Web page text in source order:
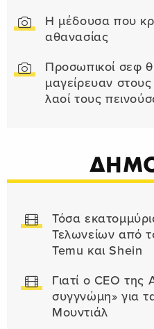
Η μέδουσα που
αθανασίας
Προσωπικοί σεφ
μαγείρευαν
λαοί τους
Τόσα
Τελωνείων από
Temu και Shein
Γιατί ο CEO της
συγγνώμη» για
Μουντιάλ